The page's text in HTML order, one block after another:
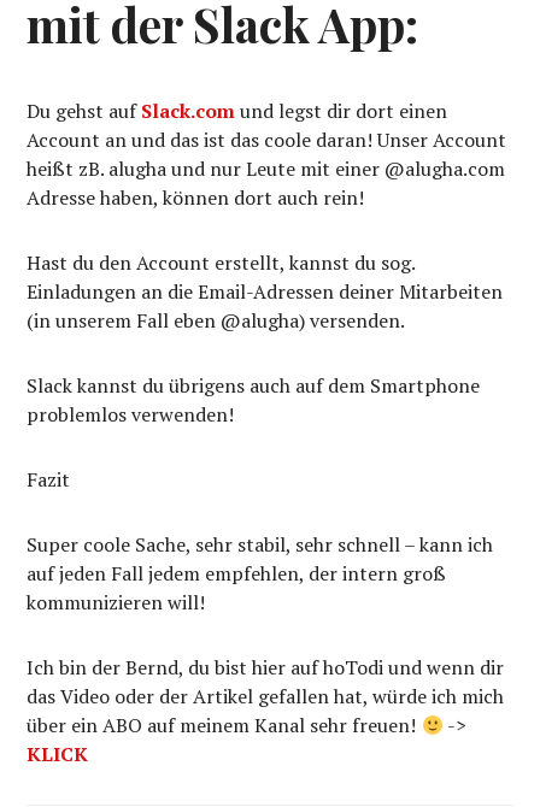
mit der Slack App:
Du gehst aufSlack.comund legst dir dort einen
Account an und das ist das coole daran! Unser Account
heißt zB. alugha und nur Leute mit einer @alugha.com
Adresse haben, können dort auch rein!
Hast du den Account erstellt, kannst du sog.
Einladungen an die Email-Adressen deiner Mitarbeiten
(in unserem Fall eben @alugha) versenden.
Slack kannst du übrigens auch auf dem Smartphone
problemlos verwenden!
Fazit
Super coole Sache, sehr stabil, sehr schnell – kann ich
auf jeden Fall jedem empfehlen, der intern groß
kommunizieren will!
Ich bin der Bernd, du bist hier auf hoTodi und wenn dir
das Video oder der Artikel gefallen hat, würde ich mich
über ein ABO auf meinem Kanal sehr freuen!
->
KLICK